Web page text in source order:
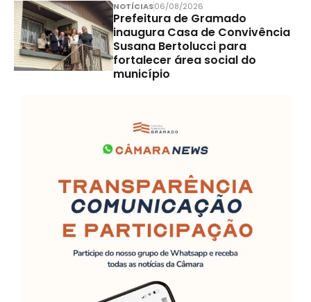
NOTÍCIAS06/08/2026
Prefeitura de Gramado
inaugura Casa de Convivência
Susana Bertolucci para
fortalecer área social do
município